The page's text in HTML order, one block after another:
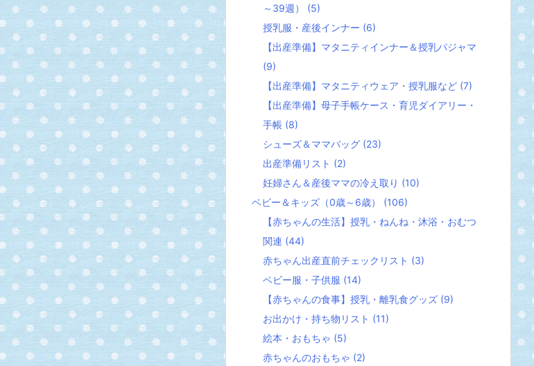
～39週） (5)
授乳服・産後インナー (6)
【出産準備】マタニティインナー＆授乳パジャマ
(9)
【出産準備】マタニティウェア・授乳服など (7)
【出産準備】母子手帳ケース・育児ダイアリー・
手帳 (8)
シューズ＆ママバッグ (23)
出産準備リスト (2)
妊婦さん＆産後ママの冷え取り (10)
ベビー＆キッズ（0歳～6歳） (106)
【赤ちゃんの生活】授乳・ねんね・沐浴・おむつ
関連 (44)
赤ちゃん出産直前チェックリスト (3)
ベビー服・子供服 (14)
【赤ちゃんの食事】授乳・離乳食グッズ (9)
お出かけ・持ち物リスト (11)
絵本・おもちゃ (5)
赤ちゃんのおもちゃ (2)